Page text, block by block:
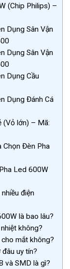
(Chip Philips) –
Dụng Sân Vận
Dụng Sân Vận
Dụng Cầu
Dụng Đánh Cá
(Vỏ lớn) – Mã:
Chọn Đèn Pha
Led 600W
điện
là bao lâu?
không?
mắt không?
uy tín?
và SMD là gì?